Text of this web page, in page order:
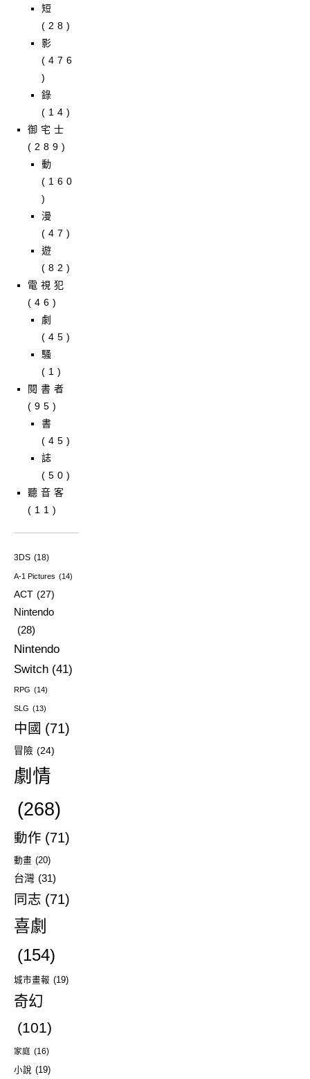
短
(28)
影
(476
)
錄
(14)
御宅士
(289)
動
(160
)
漫
(47)
遊
(82)
電視犯
(46)
劇
(45)
騷
(1)
閱書者
(95)
書
(45)
誌
(50)
聽音客
(11)
3DS (18)
A-1 Pictures (14)
ACT (27)
Nintendo
(28)
Nintendo
Switch (41)
RPG (14)
SLG (13)
中國 (71)
冒險 (24)
劇情
(268)
動作 (71)
動畫 (20)
台灣 (31)
同志 (71)
喜劇
(154)
城市畫報 (19)
奇幻
(101)
家庭 (16)
小說 (19)